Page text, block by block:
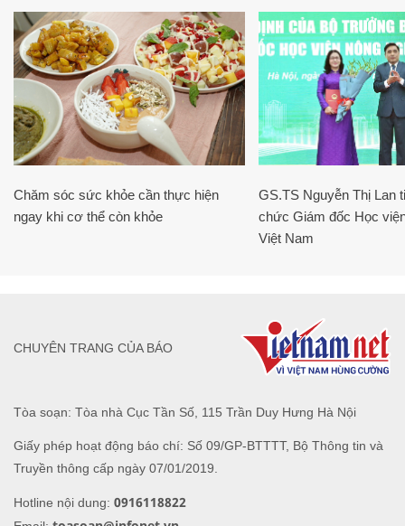
Chăm sóc sức khỏe cần thực hiện
ngay khi cơ thể còn khỏe
GS.TS Nguyễn Thị Lan
chức Giám đốc Học
Việt Nam
Tòa soạn: Tòa nhà Cục Tần Số, 115 Trần Duy Hưng Hà Nội
Giấy phép hoạt động báo chí: Số 09/GP-BTTTT, Bộ Thông tin và
Truyền thông cấp ngày 07/01/2019.
Hotline nội dung: 0916118822
CHUYÊN TRANG CỦA BÁO